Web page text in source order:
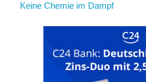
Keine Chemie im Dampf